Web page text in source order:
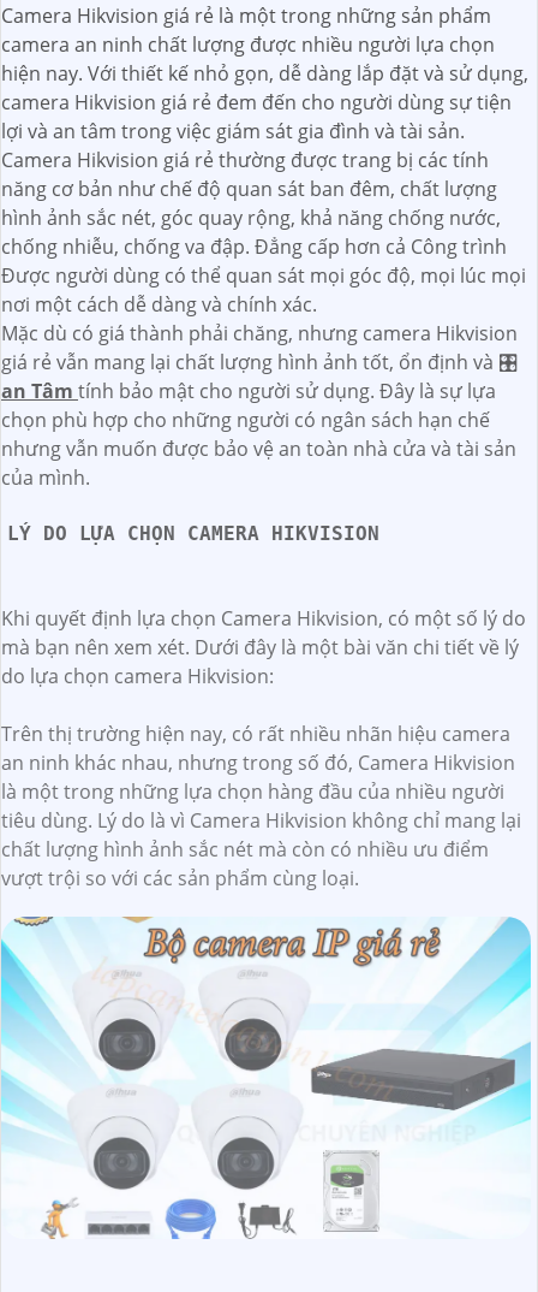
Camera Hikvision giá rẻ là một trong những sản phẩm
camera an ninh chất lượng được nhiều người lựa chọn
hiện nay. Với thiết kế nhỏ gọn, dễ dàng lắp đặt và sử dụng,
camera Hikvision giá rẻ đem đến cho người dùng sự tiện
lợi và an tâm trong việc giám sát gia đình và tài sản.
Camera Hikvision giá rẻ thường được trang bị các tính
năng cơ bản như chế độ quan sát ban đêm, chất lượng
hình ảnh sắc nét, góc quay rộng, khả năng chống nước,
chống nhiễu, chống va đập. Đẳng cấp hơn cả Công trình
Được người dùng có thể quan sát mọi góc độ, mọi lúc mọi
nơi một cách dễ dàng và chính xác.
Mặc dù có giá thành phải chăng, nhưng camera Hikvision
giá rẻ vẫn mang lại chất lượng hình ảnh tốt, ổn định và 🎛
an Tâm tính bảo mật cho người sử dụng. Đây là sự lựa
chọn phù hợp cho những người có ngân sách hạn chế
nhưng vẫn muốn được bảo vệ an toàn nhà cửa và tài sản
của mình.
LÝ DO LỰA CHỌN CAMERA HIKVISION
Khi quyết định lựa chọn Camera Hikvision, có một số lý do
mà bạn nên xem xét. Dưới đây là một bài văn chi tiết về lý
do lựa chọn camera Hikvision:
Trên thị trường hiện nay, có rất nhiều nhãn hiệu camera
an ninh khác nhau, nhưng trong số đó, Camera Hikvision
là một trong những lựa chọn hàng đầu của nhiều người
tiêu dùng. Lý do là vì Camera Hikvision không chỉ mang lại
chất lượng hình ảnh sắc nét mà còn có nhiều ưu điểm
vượt trội so với các sản phẩm cùng loại.